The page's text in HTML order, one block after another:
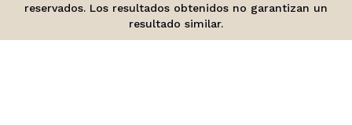
reservados. Los resultados obtenidos no garantizan un
resultado similar.